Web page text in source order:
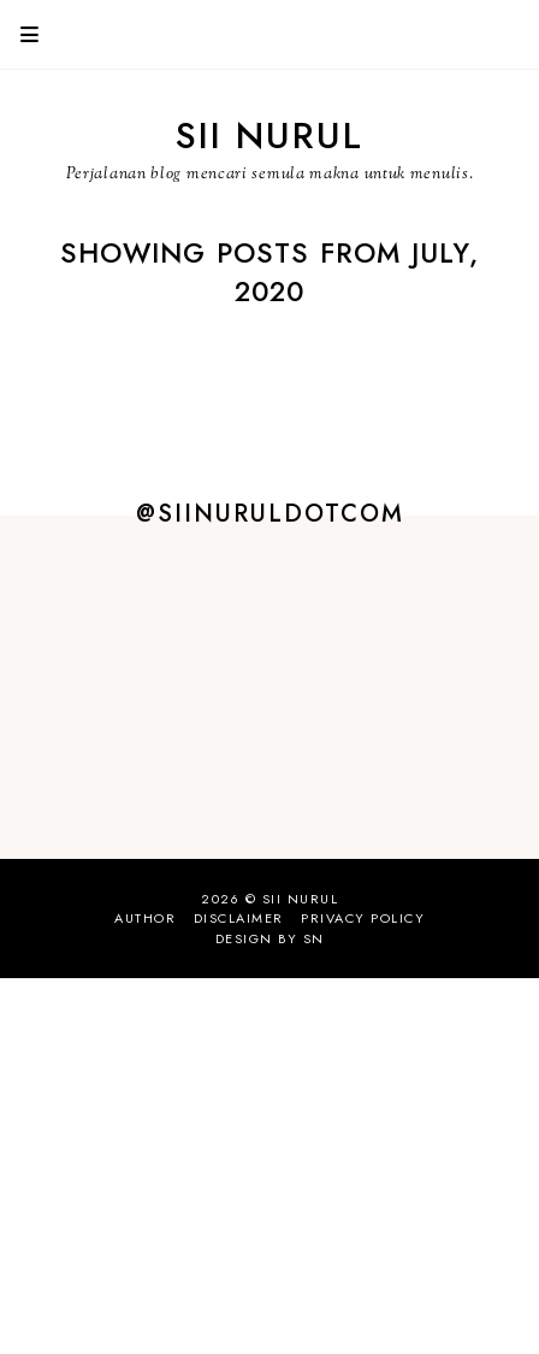
SII NURUL
Perjalanan blog mencari semula makna untuk menulis.
SHOWING POSTS FROM JULY,
2020
@SIINURULDOTCOM
2026 © SII NURUL
AUTHOR
DISCLAIMER
PRIVACY POLICY
DESIGN BY SN